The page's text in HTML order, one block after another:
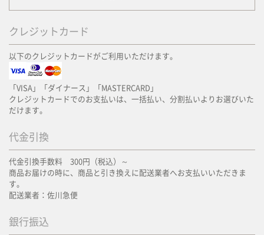
クレジットカード
以下のクレジットカードがご利用いただけます。
「VISA」「ダイナース」「MASTERCARD」
クレジットカードでのお支払いは、一括払い、分割払いよりお選びいた
だけます。
代金引換
代金引換手数料 300円（税込）～
商品お届けの時に、商品と引き換えに配送業者へお支払いいただきま
す。
配送業者：佐川急便
銀行振込